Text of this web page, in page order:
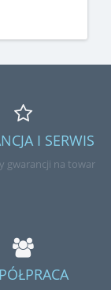
I SERWIS
gwarancji na towar